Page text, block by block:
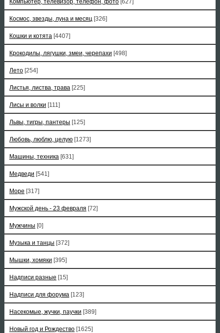
Компьютер, телевизор, телефон, фото [627]
Космос, звезды, луна и месяц [326]
Кошки и котята [4407]
Крокодилы, лягушки, змеи, черепахи [498]
Лето [254]
Листья, листва, трава [225]
Лисы и волки [111]
Львы, тигры, пантеры [125]
Любовь, люблю, целую [1273]
Машины, техника [631]
Медведи [541]
Море [317]
Мужской день - 23 февраля [72]
Мужчины [0]
Музыка и танцы [372]
Мышки, хомяки [395]
Надписи разные [15]
Надписи для форума [123]
Насекомые, жучки, паучки [389]
Новый год и Рождество [1625]